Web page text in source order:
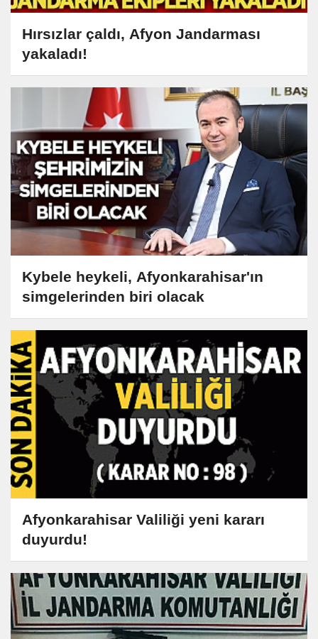
Hırsızlar çaldı, Afyon Jandarması
yakaladı!
Kybele heykeli, Afyonkarahisar'ın
simgelerinden biri olacak
Afyonkarahisar Valiliği yeni kararı
duyurdu!